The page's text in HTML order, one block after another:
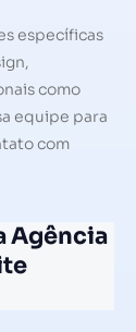
específicas
como
equipe para
com
Agência